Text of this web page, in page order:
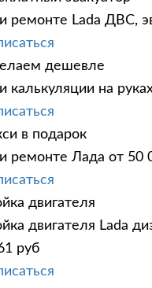
ремонте Lada ДВС,
дешевле
калькуляции на
в подарок
ремонте Лада от 50
двигателя
двигателя Lada
руб